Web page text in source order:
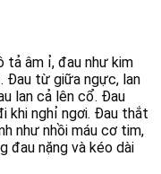
tả âm ỉ, đau như kim
Đau từ giữa ngực, lan
lan cả lên cổ. Đau
khi nghỉ ngơi. Đau thắt
như nhồi máu cơ tim,
đau nặng và kéo dài